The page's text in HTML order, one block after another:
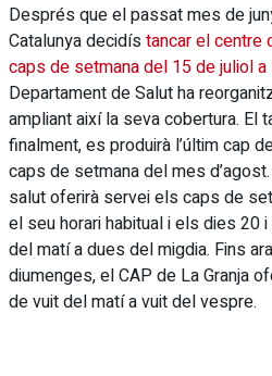
Després que el passat mes de
Catalunya decidístancar el centre
caps de setmana del 15 de juliol a
Departament de Salut ha
ampliant així la seva cobertura. El
finalment, es produirà l’últim cap
caps de setmana del mes
salut oferirà servei els caps de
el seu horari habitual i els dies 20
del matí a dues del migdia. Fins
diumenges, el CAP de La Granja
de vuit del matí a vuit del vespre.